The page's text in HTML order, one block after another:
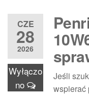
CZE
28
2026
Wyłączo
no
Jeśli
wspierać